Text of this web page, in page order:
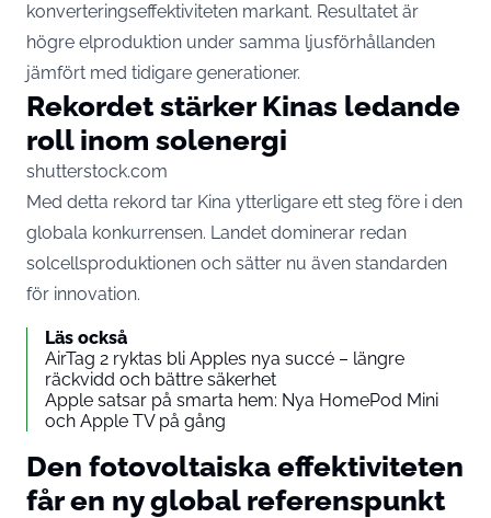
konverteringseffektiviteten markant. Resultatet är
högre elproduktion under samma ljusförhållanden
jämfört med tidigare generationer.
Rekordet stärker Kinas ledande
roll inom solenergi
shutterstock.com
Med detta rekord tar Kina ytterligare ett steg före i den
globala konkurrensen. Landet dominerar redan
solcellsproduktionen och sätter nu även standarden
för innovation.
Läs också
AirTag 2 ryktas bli Apples nya succé – längre
räckvidd och bättre säkerhet
Apple satsar på smarta hem: Nya HomePod Mini
och Apple TV på gång
Den fotovoltaiska effektiviteten
får en ny global referenspunkt